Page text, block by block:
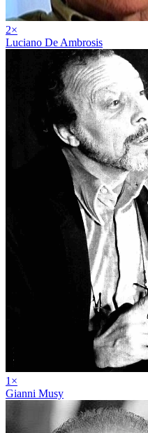
2×
Luciano De Ambrosis
1 ×
Gianni Musy